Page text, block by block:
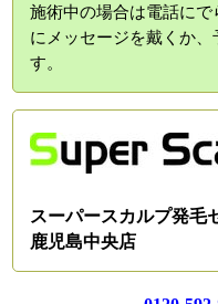
施術中の場合は電話に
にメッセージを戴くか
す。
スーパースカルプ発毛
鹿児島中央店